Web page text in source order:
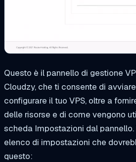
Questo è il pannello di gestione
Cloudzy, che ti consente di
configurare il tuo VPS, oltre a
delle risorse e di come vengono
scheda Impostazioni dal pannello.
elenco di impostazioni che
questo: